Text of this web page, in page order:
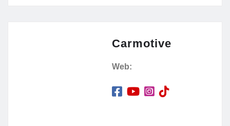
Carmotive
Web: